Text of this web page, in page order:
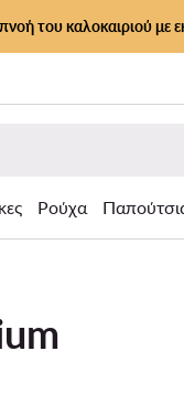
του καλοκαιριού με
Ρούχα